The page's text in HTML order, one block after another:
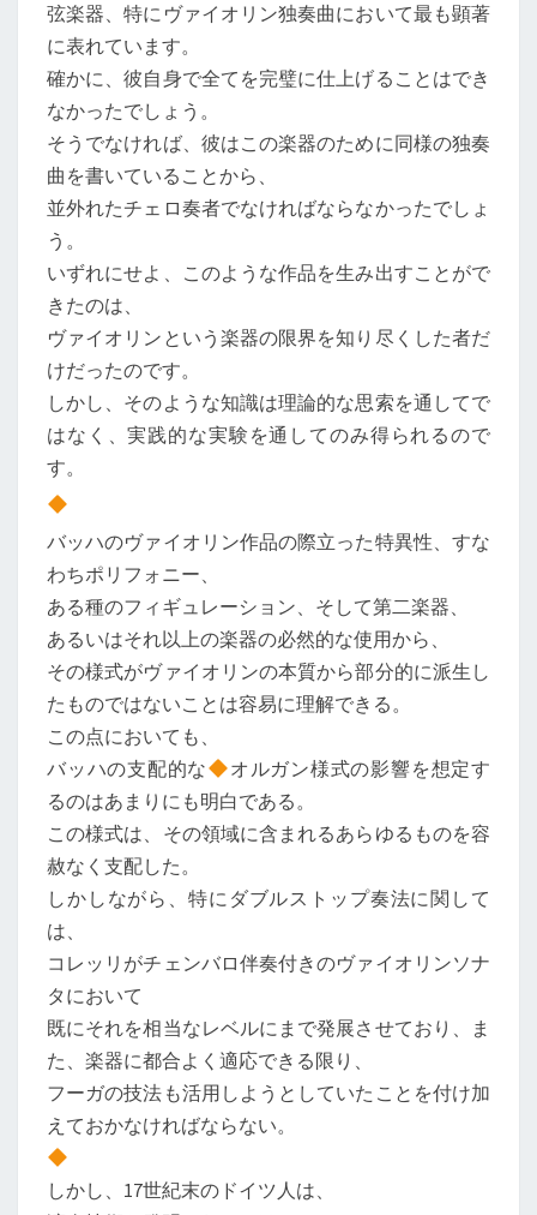
弦楽器、特にヴァイオリン独奏曲において最も顕著
に表れています。
確かに、彼自身で全てを完璧に仕上げることはでき
なかったでしょう。
そうでなければ、彼はこの楽器のために同様の独奏
曲を書いていることから、
並外れたチェロ奏者でなければならなかったでしょ
う。
いずれにせよ、このような作品を生み出すことがで
きたのは、
ヴァイオリンという楽器の限界を知り尽くした者だ
けだったのです。
しかし、そのような知識は理論的な思索を通してで
はなく、実践的な実験を通してのみ得られるので
す。
バッハのヴァイオリン作品の際立った特異性、すな
わちポリフォニー、
ある種のフィギュレーション、そして第二楽器、
あるいはそれ以上の楽器の必然的な使用から、
その様式がヴァイオリンの本質から部分的に派生し
たものではないことは容易に理解できる。
この点においても、
バッハの支配的な
オルガン様式の影響を想定す
るのはあまりにも明白である。
この様式は、その領域に含まれるあらゆるものを容
赦なく支配した。
しかしながら、特にダブルストップ奏法に関して
は、
コレッリがチェンバロ伴奏付きのヴァイオリンソナ
タにおいて
既にそれを相当なレベルにまで発展させており、ま
た、楽器に都合よく適応できる限り、
フーガの技法も活用しようとしていたことを付け加
えておかなければならない。
しかし、17世紀末のドイツ人は、